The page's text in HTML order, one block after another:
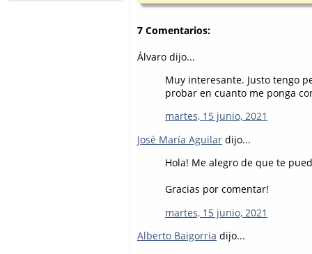
7 Comentarios:
Álvaro dijo...
Muy interesante. Justo tengo
probar en cuanto me ponga
martes, 15 junio, 2021
José María Aguilar dijo...
Hola! Me alegro de que te
Gracias por comentar!
martes, 15 junio, 2021
Alberto Baigorria dijo...